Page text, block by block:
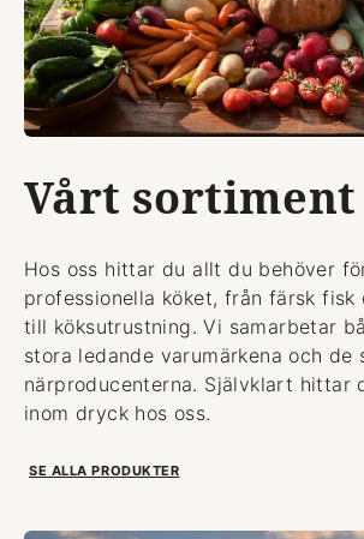
Vårt sortiment
Hos oss hittar du allt du behöver
professionella köket, från färsk fisk
till köksutrustning. Vi samarbetar
stora ledande varumärkena och de
närproducenterna. Självklart hittar
inom dryck hos oss.
SE ALLA PRODUKTER